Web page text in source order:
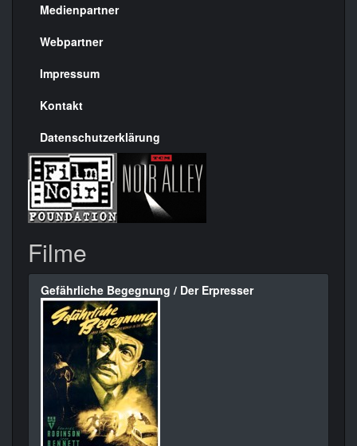
Menülinks
rechte
Seite
Medienpartner
Webpartner
Impressum
Kontakt
Datenschutzerklärung
Filme
Gefährliche Begegnung / Der Erpresser